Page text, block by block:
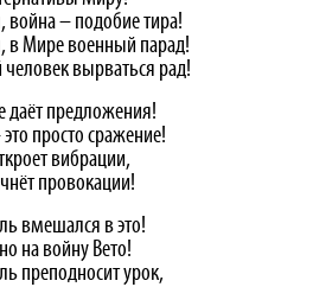
война – подобие тира!
в Мире военный парад!
вырваться рад!
даёт предложения!
просто сражение!
вибрации,
провокации!
вмешался в это!
на войну Вето!
преподносит урок,